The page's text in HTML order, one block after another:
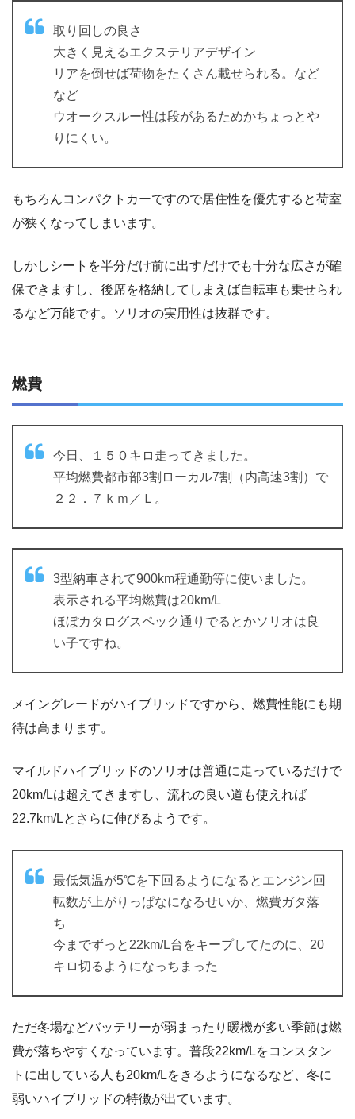
取り回しの良さ
大きく見えるエクステリアデザイン
リアを倒せば荷物をたくさん載せられる。など
など
ウオークスルー性は段があるためかちょっとや
りにくい。
もちろんコンパクトカーですので居住性を優先すると荷室
が狭くなってしまいます。
しかしシートを半分だけ前に出すだけでも十分な広さが確
保できますし、後席を格納してしまえば自転車も乗せられ
るなど万能です。ソリオの実用性は抜群です。
燃費
今日、１５０キロ走ってきました。
平均燃費都市部3割ローカル7割（内高速3割）で
２２．７ｋｍ／Ｌ。
3型納車されて900km程通勤等に使いました。
表示される平均燃費は20km/L
ほぼカタログスペック通りでるとかソリオは良
い子ですね。
メイングレードがハイブリッドですから、燃費性能にも期
待は高まります。
マイルドハイブリッドのソリオは普通に走っているだけで
20km/Lは超えてきますし、流れの良い道も使えれば
22.7km/Lとさらに伸びるようです。
最低気温が5℃を下回るようになるとエンジン回
転数が上がりっぱなになるせいか、燃費ガタ落
ち
今までずっと22km/L台をキープしてたのに、20
キロ切るようになっちまった
ただ冬場などバッテリーが弱まったり暖機が多い季節は燃
費が落ちやすくなっています。普段22km/Lをコンスタン
トに出している人も20km/Lをきるようになるなど、冬に
弱いハイブリッドの特徴が出ています。